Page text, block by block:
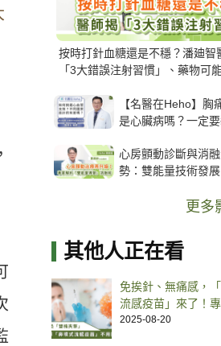
按時打針血糖還是不穩？潘廸智
「3大錯誤注射習慣」、藥物可能
【名醫在Heho】胸
是心臟病嗎？一定
解析支架種類、風
關鍵
心房顫動診斷與消
勢：雙能量技術發展
更多
其他人正在看
免挨針、無痛感，
流感疫苗」來了！專
保護力、接種族群、
2025-08-20